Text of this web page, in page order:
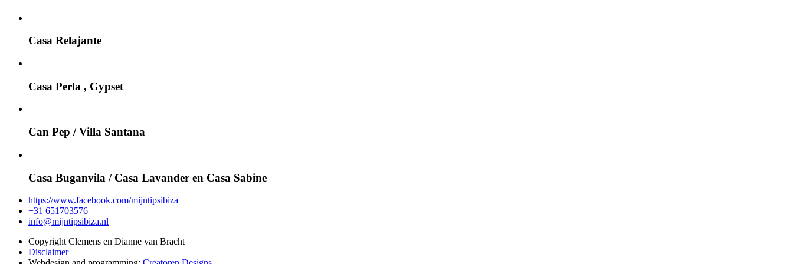
Casa Relajante
Casa Perla , Gypset
Can Pep / Villa Santana
Casa Buganvila / Casa Lavander en Casa Sabine
https://www.facebook.com/mijntipsibiza
+31 651703576
info@mijntipsibiza.nl
Copyright Clemens en Dianne van Bracht
Disclaimer